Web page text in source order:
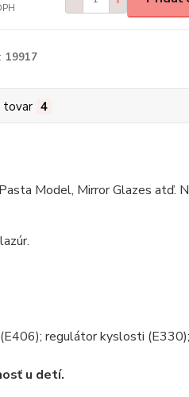
19917
tovar 4
Model, Mirror Glazes atď.
regulátor kyslosti
u detí.